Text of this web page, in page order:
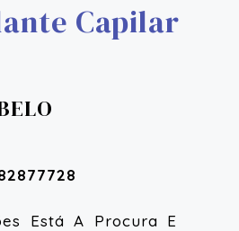
Capilar
Está A Procura E